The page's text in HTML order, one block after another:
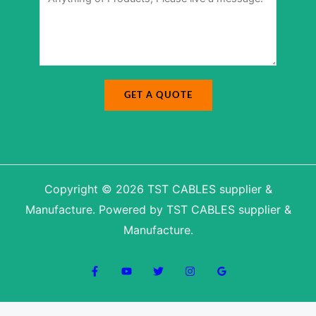
GET A QUOTE
Copyright © 2026 TST CABLES supplier &
Manufacture. Powered by TST CABLES supplier &
Manufacture.